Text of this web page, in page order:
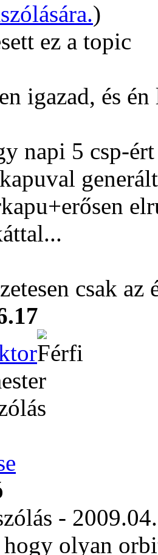
)
ez a topic
igazad, és
napi 5 csp-
csak
-
olyan